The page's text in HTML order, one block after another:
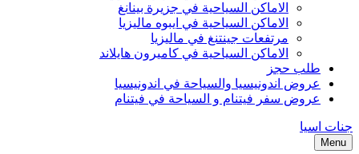
الاماكن السياحية في جزيرة بينانغ
الاماكن السياحية في ايبوه ماليزيا
مرتفعات جينتنغ في ماليزيا
الاماكن السياحية في كاميرون هايلاند
طلب حجز
عروض اندونيسيا والسياحة في اندونيسيا
عروض سفر فيتنام و السياحة في فيتنام
جنات اسيا
Menu